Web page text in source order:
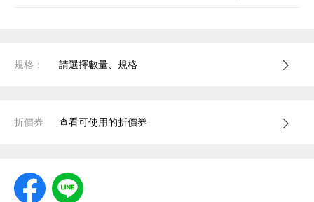
規格： 請選擇數量、規格
折價券 查看可使用的折價券